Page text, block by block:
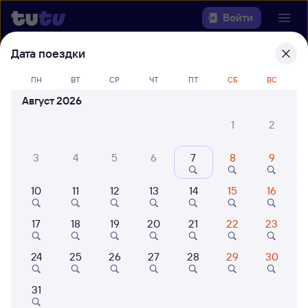
Войти
билеты Сенная — Кыштым
22 года работаем для вас
Куда
Когда
Кто едет
Дата поездки
ПН ВТ СР ЧТ ПТ СБ ВС
Август 2026
1
2
3 4 5 6 7 8 9
10 11 12 13 14 15 16
17 18 19 20 21 22 23
24 25 26 27 28 29 30
31